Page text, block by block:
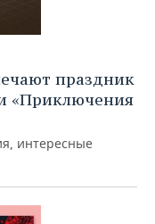
праздник
«Приключения
интересные